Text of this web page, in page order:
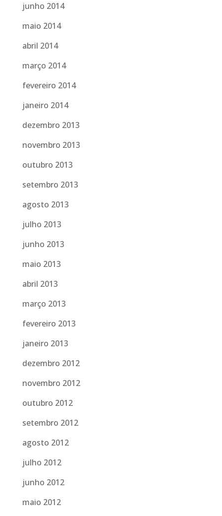
junho 2014
maio 2014
abril 2014
março 2014
fevereiro 2014
janeiro 2014
dezembro 2013
novembro 2013
outubro 2013
setembro 2013
agosto 2013
julho 2013
junho 2013
maio 2013
abril 2013
março 2013
fevereiro 2013
janeiro 2013
dezembro 2012
novembro 2012
outubro 2012
setembro 2012
agosto 2012
julho 2012
junho 2012
maio 2012